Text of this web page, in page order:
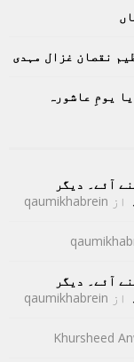
نقصان غزال مہدی
یومِ عاشورہ
آئے۔ دیگر
از qaumikhabrein
آئے۔ دیگر
از qaumikhabrein
Khursheed